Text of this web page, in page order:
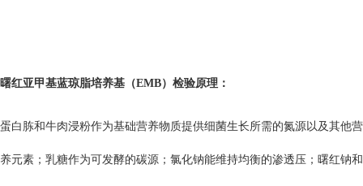
曙红亚甲基蓝琼脂培养基（EMB） 检验原理：
蛋白胨和牛肉浸粉作为基础营养物质提供细菌生长所需的氮源以及其他营
养元素；乳糖作为可发酵的碳源；氯化钠能维持均衡的渗透压；曙红钠和